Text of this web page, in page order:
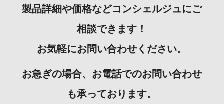
製品詳細や価格などコンシェルジュにご
相談できます！
お気軽にお問い合わせください。
お急ぎの場合、お電話でのお問い合わせ
も承っております。